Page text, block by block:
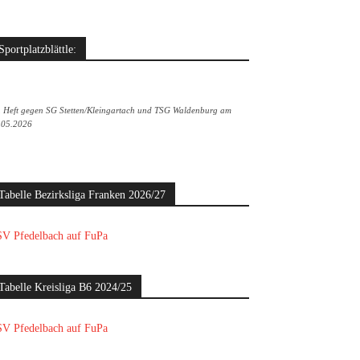
Sportplatzblättle:
Heft gegen SG Stetten/Kleingartach und TSG Waldenburg am
Bezirksliga Franken 2026/27
Pfedelbach auf FuPa
Kreisliga B6 2024/25
Pfedelbach auf FuPa